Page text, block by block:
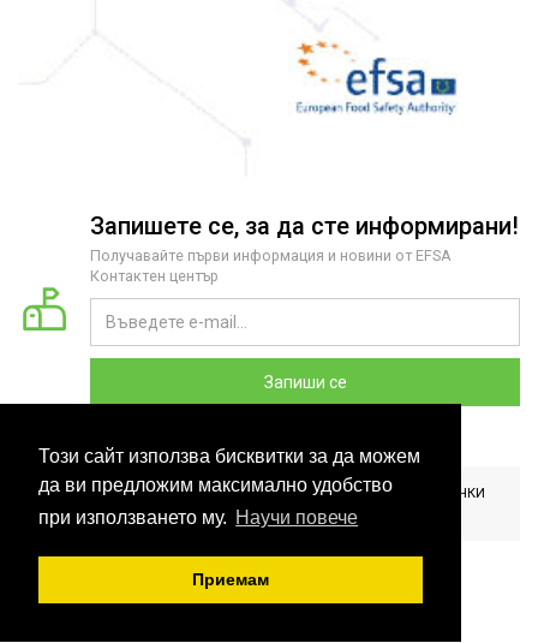
Този сайт използва бисквитки за да можем
да ви предложим максимално удобство
при използването му. Научи повече
Приемам
Запишете се, за да сте информирани!
Получавайте първи информация и новини от EFSA
Контактен център
Запиши се
2026 COPYRIGHT © EFSA КОНТАКТЕН ЦЕНТЪР БЪЛГАРИЯ. ВСИЧКИ
ПРАВА ЗАПАЗЕНИ. РАЗРАБОТЕНО ОТ